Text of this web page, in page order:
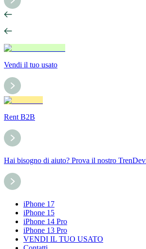
Vendi il tuo usato
Rent B2B
Hai bisogno di aiuto? Prova il nostro
iPhone 17
iPhone 15
iPhone 14 Pro
iPhone 13 Pro
VENDI IL TUO USATO